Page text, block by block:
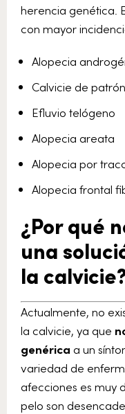
herencia genética.
con mayor
Alopecia
Calvicie de
Efluvio telógeno
Alopecia areata
Alopecia por
Alopecia frontal
¿Por qué
una
la
Actualmente, no
la calvicie, ya que
genérica a un
variedad de
afecciones es muy
pelo son